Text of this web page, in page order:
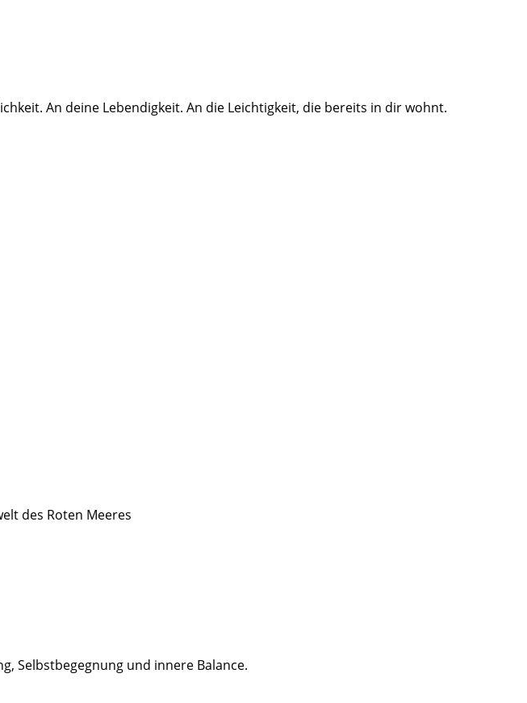
An deine Lebendigkeit. An die Leichtigkeit, die bereits in dir wohnt.
des Roten Meeres
Selbstbegegnung und innere Balance.